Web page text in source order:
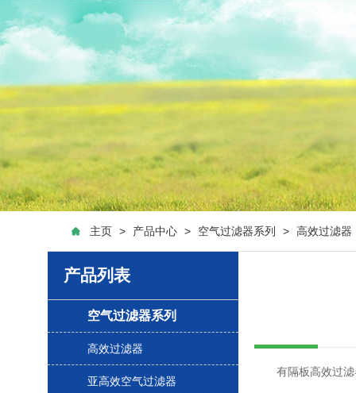
主页 > 产品中心 > 空气过滤器系列 > 高效过滤器
产品列表
空气过滤器系列
高效过滤器
亚高效空气过滤器
有隔板高效过滤